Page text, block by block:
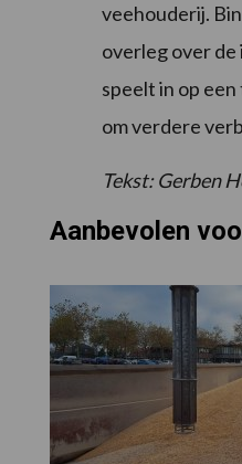
veehouderij.
overleg over
speelt in op
om verdere
Tekst: Gerben
Aanbevolen